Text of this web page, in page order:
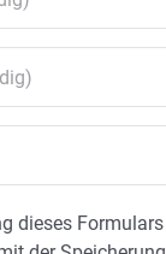
dieses Formulars